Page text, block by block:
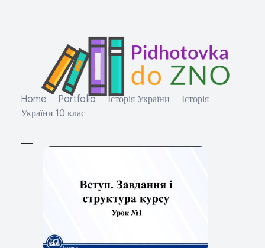
Home Portfolio Історія України
Історія
України 10 клас